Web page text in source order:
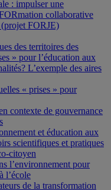
: impulser une
collaborative
FORJE)
des territoires des
» pour l’éducation aux
L’exemple des aires
« prises » pour
contexte de gouvernance
et éducation aux
scientifiques et pratiques
citoyen
l’environnement pour
l’école
de la transformation